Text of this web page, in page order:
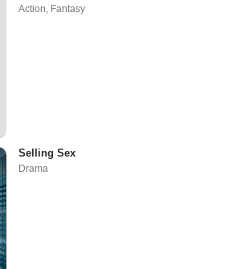
Action, Fantasy
Selling Sex
Drama